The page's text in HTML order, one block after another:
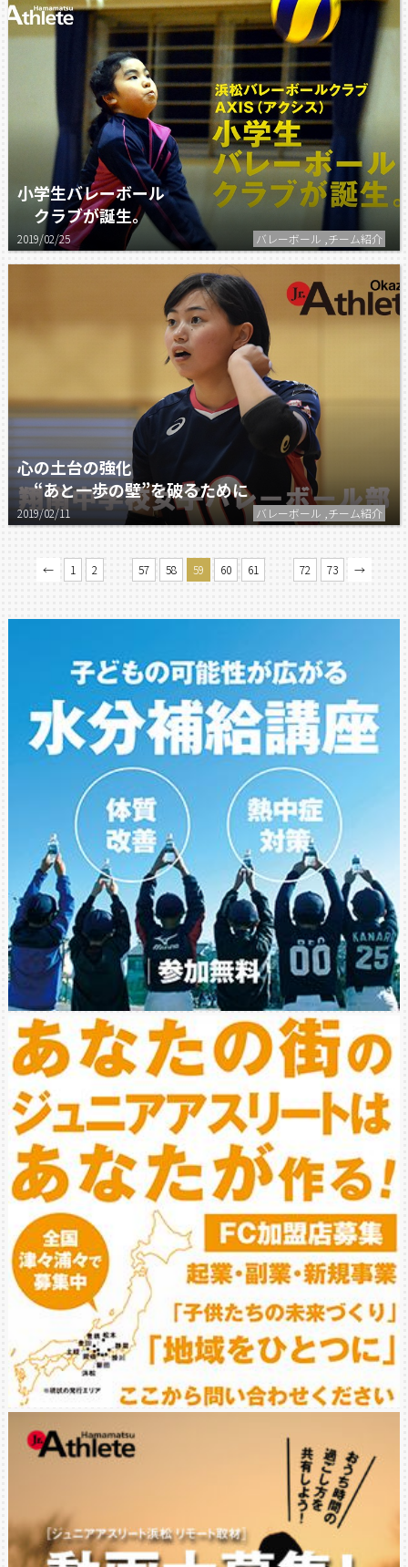
小学生バレーボール
クラブが誕生。
2019/02/25 バレーボール ,チーム紹介
心の土台の強化
“あと一歩の壁”を破るために
2019/02/11 バレーボール ,チーム紹介
← 1 2 57 58 59 60 61 72 73 →